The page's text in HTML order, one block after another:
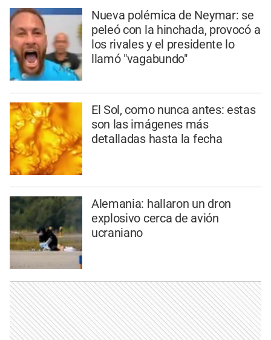
Nueva polémica de Neymar: se
peleó con la hinchada, provocó a
los rivales y el presidente lo
llamó "vagabundo"
El Sol, como nunca antes: estas
son las imágenes más
detalladas hasta la fecha
Alemania: hallaron un dron
explosivo cerca de avión
ucraniano